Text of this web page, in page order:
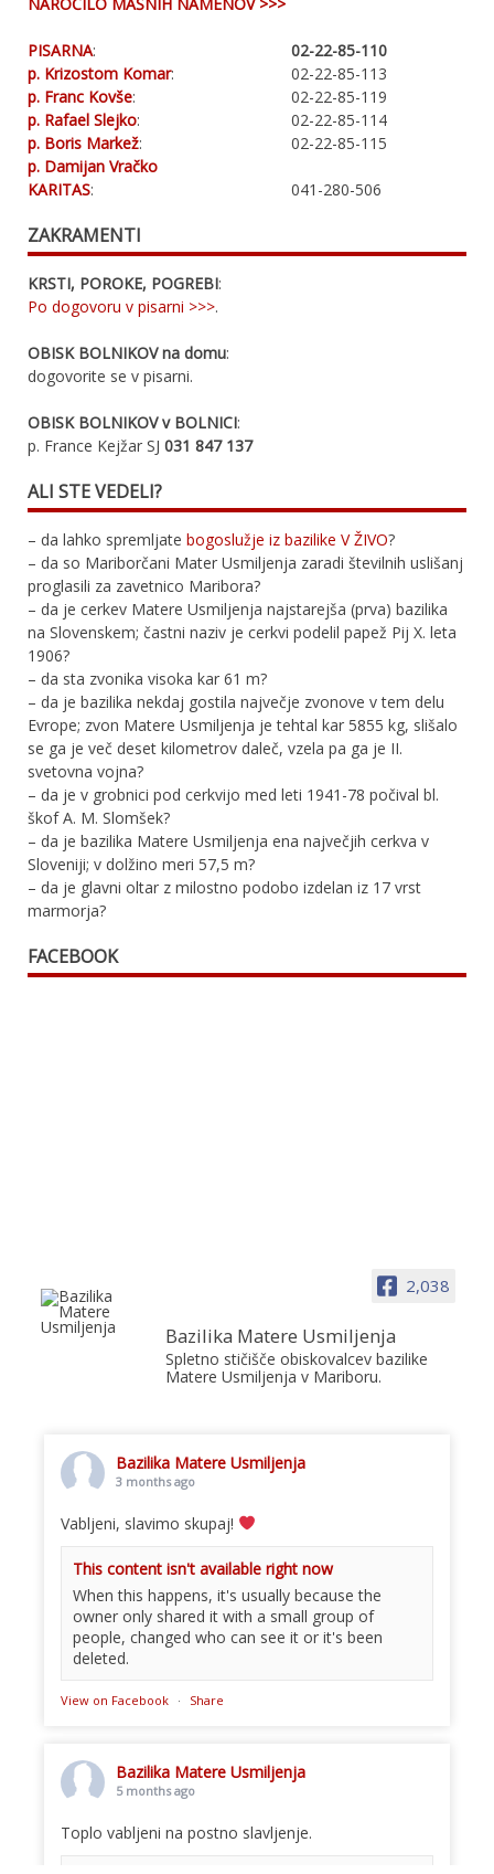
PISARNA:
02-22-85-110
p. Krizostom Komar:
02-22-85-113
p. Franc Kovše:
02-22-85-119
p. Rafael Slejko:
02-22-85-114
p. Boris Markež:
02-22-85-115
p. Damijan Vračko
KARITAS: 041-280-506
ZAKRAMENTI
KRSTI, POROKE, POGREBI:
Po dogovoru v pisarni >>>.
OBISK BOLNIKOV na domu:
dogovorite se v pisarni.
OBISK BOLNIKOV v BOLNICI:
p. France Kejžar SJ 031 847 137
ALI STE VEDELI?
– da lahko spremljate bogoslužje iz bazilike V ŽIVO?
– da so Mariborčani Mater Usmiljenja zaradi številnih uslišanj
proglasili za zavetnico Maribora?
– da je cerkev Matere Usmiljenja najstarejša (prva) bazilika
na Slovenskem; častni naziv je cerkvi podelil papež Pij X. leta
1906?
– da sta zvonika visoka kar 61 m?
– da je bazilika nekdaj gostila največje zvonove v tem delu
Evrope; zvon Matere Usmiljenja je tehtal kar 5855 kg, slišalo
se ga je več deset kilometrov daleč, vzela pa ga je II.
svetovna vojna?
– da je v grobnici pod cerkvijo med leti 1941-78 počival bl.
škof A. M. Slomšek?
– da je bazilika Matere Usmiljenja ena največjih cerkva v
Sloveniji; v dolžino meri 57,5 m?
– da je glavni oltar z milostno podobo izdelan iz 17 vrst
marmorja?
FACEBOOK
2,038
Bazilika Matere Usmiljenja
Spletno stičišče obiskovalcev bazilike
Matere Usmiljenja v Mariboru.
Bazilika Matere Usmiljenja
3 months ago
Vabljeni, slavimo skupaj!
This content isn't available right now
When this happens, it's usually because the
owner only shared it with a small group of
people, changed who can see it or it's been
deleted.
View on Facebook · Share
Bazilika Matere Usmiljenja
5 months ago
Toplo vabljeni na postno slavljenje.